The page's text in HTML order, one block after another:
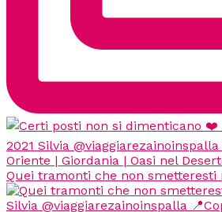
Quei tramonti che non smetteresti